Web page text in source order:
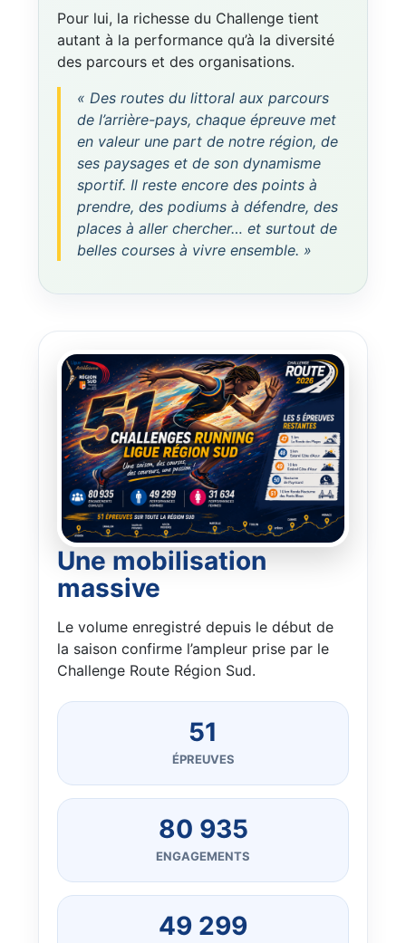
Pour lui, la richesse du Challenge tient
autant à la performance qu’à la diversité
des parcours et des organisations.
« Des routes du littoral aux parcours
de l’arrière-pays, chaque épreuve met
en valeur une part de notre région, de
ses paysages et de son dynamisme
sportif. Il reste encore des points à
prendre, des podiums à défendre, des
places à aller chercher… et surtout de
belles courses à vivre ensemble. »
Une mobilisation
massive
Le volume enregistré depuis le début de
la saison confirme l’ampleur prise par le
Challenge Route Région Sud.
51
ÉPREUVES
80 935
ENGAGEMENTS
49 299